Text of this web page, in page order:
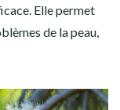
Elle permet
de la peau,